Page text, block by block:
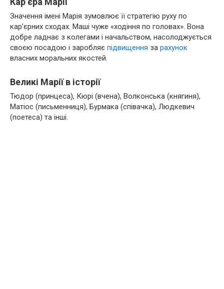
Значення імені Марія зумовлює її стратегію руху по
кар’єрних сходах. Маші чуже «ходіння по головах». Вона
добре ладнає з колегами і начальством, насолоджується
своєю посадою і заробляє підвищення за рахунок
власних моральних якостей.
Великі Марії в історії
Тюдор (принцеса), Кюрі (вчена), Волконська (княгиня),
Матіос (письменниця), Бурмака (співачка), Людкевич
(поетеса) та інші.